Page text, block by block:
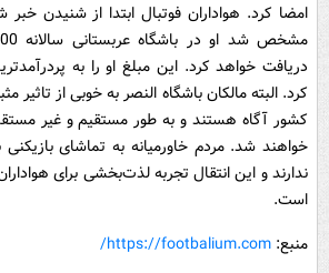
امضا کرد. هواداران فوتبال ابتدا از شنیدن
دریافت خواهد کرد. این مبلغ او را به
کرد. البته مالکان باشگاه النصر به خوبی از تاثیر
کشور آگاه هستند و به طور مستقیم و غیر
خواهند شد. مردم خاورمیانه به تماشای
ندارند و این انتقال تجربه لذت‌بخشی برای
است.
منبع: https://footbalium.com/